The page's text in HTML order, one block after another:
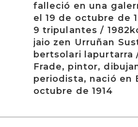
falleció en una
el 19 de octubre de
9 tripulantes /
jaio zen Urruñan
bertsolari lapurtarra
Frade, pintor,
periodista, nació en
octubre de 1914